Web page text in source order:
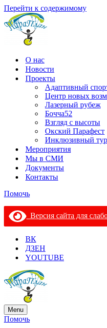
Перейти к содержимому
О нас
Новости
Проекты
Адаптивный
Центр новых
Лазерный рубеж
Бочча52
Взгляд с высоты
Окский Парафест
Инклюзивный
Мероприятия
Мы в СМИ
Документы
Контакты
Помочь
Версия сайта для
ВК
ДЗЕН
YOUTUBE
Menu
Меню
навигации
Помочь